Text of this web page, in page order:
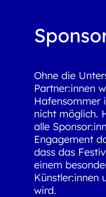
Ohne die
Partner:innen
Hafensommer
nicht möglich.
alle
Engagement
dass das
einem
Künstler:innen
wird.